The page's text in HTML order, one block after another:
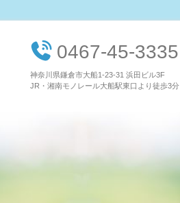
0467-45-3335
神奈川県鎌倉市大船1-23-31 浜田ビル3F
JR・湘南モノレール大船駅東口より徒歩3分